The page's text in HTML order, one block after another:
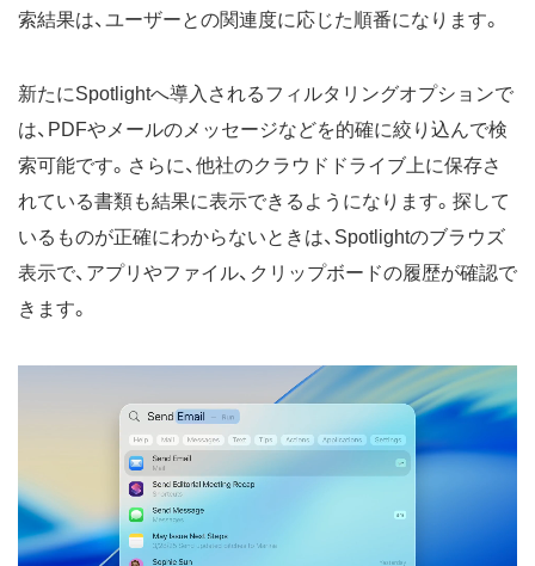
索結果は、ユーザーとの関連度に応じた順番になります。
新たにSpotlightへ導入されるフィルタリングオプションで
は、PDFやメールのメッセージなどを的確に絞り込んで検
索可能です。さらに、他社のクラウドドライブ上に保存さ
れている書類も結果に表示できるようになります。探して
いるものが正確にわからないときは、Spotlightのブラウズ
表示で、アプリやファイル、クリップボードの履歴が確認で
きます。